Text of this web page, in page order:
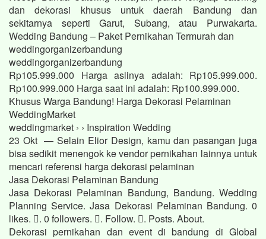
dan dekorasi khusus untuk daerah Bandung dan
sekitarnya seperti Garut, Subang, atau Purwakarta.
Wedding Bandung – Paket Pernikahan Termurah dan
weddingorganizerbandung
weddingorganizerbandung
Rp105.999.000 Harga aslinya adalah: Rp105.999.000.
Rp100.999.000 Harga saat ini adalah: Rp100.999.000.
Khusus Warga Bandung! Harga Dekorasi Pelaminan
WeddingMarket
weddingmarket › › Inspiration Wedding
23 Okt — Selain Elior Design, kamu dan pasangan juga
bisa sedikit menengok ke vendor pernikahan lainnya untuk
mencari referensi harga dekorasi pelaminan
Jasa Dekorasi Pelaminan Bandung
Jasa Dekorasi Pelaminan Bandung, Bandung. Wedding
Planning Service. Jasa Dekorasi Pelaminan Bandung. 0
likes. 󱞋. 0 followers. 󱙶. Follow. 󰟝. Posts. About.
Dekorasi pernikahan dan event di bandung di Global